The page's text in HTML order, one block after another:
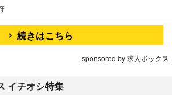
続きはこちら
sponsored by 求人ボックス
イチオシ特集